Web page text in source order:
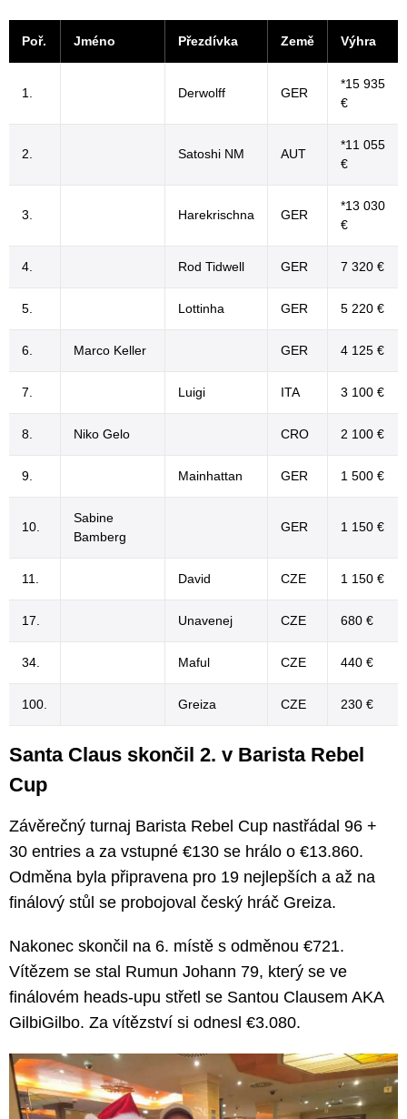
Poř. Jméno Přezdívka Země Výhra
1. Derwolff GER
*15 935
€
2. Satoshi NM AUT
*11 055
€
3. Harekrischna GER
*13 030
€
4. Rod Tidwell GER 7 320 €
5. Lottinha GER 5 220 €
6. Marco Keller GER 4 125 €
7. Luigi ITA 3 100 €
8. Niko Gelo CRO 2 100 €
9. Mainhattan GER 1 500 €
10.
Sabine
Bamberg
GER 1 150 €
11. David CZE 1 150 €
17. Unavenej CZE 680 €
34. Maful CZE 440 €
100. Greiza CZE 230 €
Santa Claus skončil 2. v Barista Rebel
Cup
Závěrečný turnaj Barista Rebel Cup nastřádal 96 +
30 entries a za vstupné €130 se hrálo o €13.860.
Odměna byla připravena pro 19 nejlepších a až na
finálový stůl se probojoval český hráč Greiza.
Nakonec skončil na 6. místě s odměnou €721.
Vítězem se stal Rumun Johann 79, který se ve
finálovém heads-upu střetl se Santou Clausem AKA
GilbiGilbo. Za vítězství si odnesl €3.080.